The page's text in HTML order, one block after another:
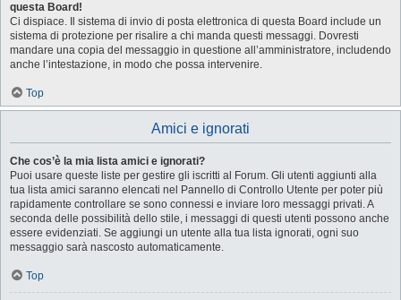
questa Board!
Ci dispiace. Il sistema di invio di posta elettronica di questa Board include un
sistema di protezione per risalire a chi manda questi messaggi. Dovresti
mandare una copia del messaggio in questione all’amministratore, includendo
anche l’intestazione, in modo che possa intervenire.
Top
Amici e ignorati
Che cos’è la mia lista amici e ignorati?
Puoi usare queste liste per gestire gli iscritti al Forum. Gli utenti aggiunti alla
tua lista amici saranno elencati nel Pannello di Controllo Utente per poter più
rapidamente controllare se sono connessi e inviare loro messaggi privati. A
seconda delle possibilità dello stile, i messaggi di questi utenti possono anche
essere evidenziati. Se aggiungi un utente alla tua lista ignorati, ogni suo
messaggio sarà nascosto automaticamente.
Top